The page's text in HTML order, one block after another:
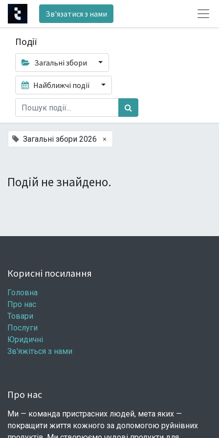
Зв'язатися з нами
Події
Загальні збори
Найближчі події
Загальні збори 2026 ×
Подій не знайдено.
Корисні посилання
Головна
Про нас
Товари
Послуги
Юридичні
Зв'яжіться з нами
Про нас
Ми — команда пристрасних людей, мета яких —
покращити життя кожного за допомогою руйнівних